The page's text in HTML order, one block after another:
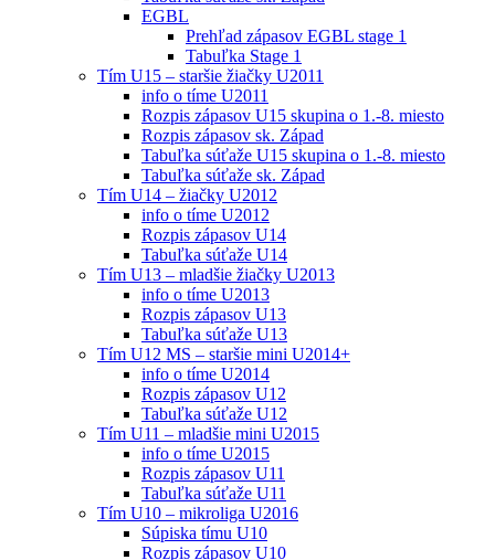
EGBL
Prehľad zápasov EGBL stage 1
Tabuľka Stage 1
Tím U15 – staršie žiačky U2011
info o tíme U2011
Rozpis zápasov U15 skupina o 1.-8. miesto
Rozpis zápasov sk. Západ
Tabuľka súťaže U15 skupina o 1.-8. miesto
Tabuľka súťaže sk. Západ
Tím U14 – žiačky U2012
info o tíme U2012
Rozpis zápasov U14
Tabuľka súťaže U14
Tím U13 – mladšie žiačky U2013
info o tíme U2013
Rozpis zápasov U13
Tabuľka súťaže U13
Tím U12 MS – staršie mini U2014+
info o tíme U2014
Rozpis zápasov U12
Tabuľka súťaže U12
Tím U11 – mladšie mini U2015
info o tíme U2015
Rozpis zápasov U11
Tabuľka súťaže U11
Tím U10 – mikroliga U2016
Súpiska tímu U10
Rozpis zápasov U10